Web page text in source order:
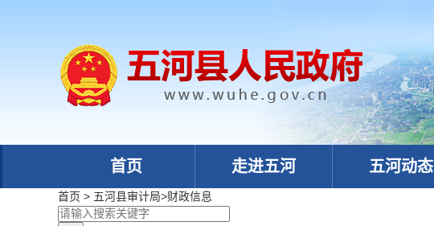
首页 走进五河 五河动态
首页 > 五河县审计局>财政信息